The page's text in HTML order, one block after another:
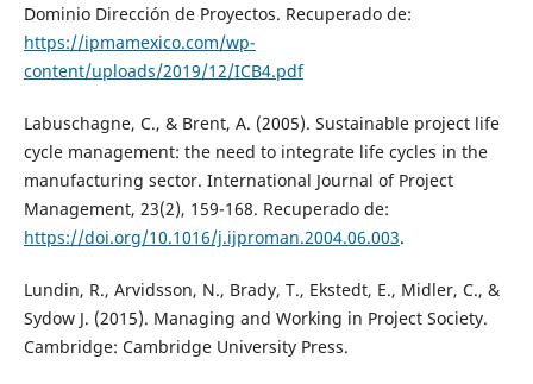
Dominio Dirección de Proyectos. Recuperado de:
https://ipmamexico.com/wp-
content/uploads/2019/12/ICB4.pdf
Labuschagne, C., & Brent, A. (2005). Sustainable project life
cycle management: the need to integrate life cycles in the
manufacturing sector. International Journal of Project
Management, 23(2), 159-168. Recuperado de:
https://doi.org/10.1016/j.ijproman.2004.06.003.
Lundin, R., Arvidsson, N., Brady, T., Ekstedt, E., Midler, C., &
Sydow J. (2015). Managing and Working in Project Society.
Cambridge: Cambridge University Press.